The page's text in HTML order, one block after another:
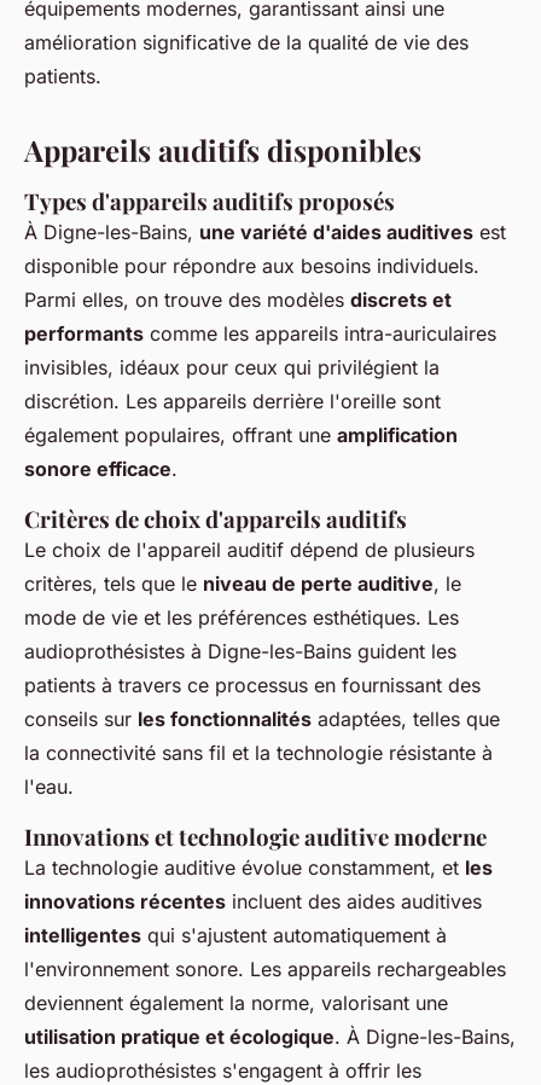
équipements modernes, garantissant ainsi une
amélioration significative de la qualité de vie des
patients.
Appareils auditifs disponibles
Types d'appareils auditifs proposés
À Digne-les-Bains, une variété d'aides auditives est
disponible pour répondre aux besoins individuels.
Parmi elles, on trouve des modèles discrets et
performants comme les appareils intra-auriculaires
invisibles, idéaux pour ceux qui privilégient la
discrétion. Les appareils derrière l'oreille sont
également populaires, offrant une amplification
sonore efficace.
Critères de choix d'appareils auditifs
Le choix de l'appareil auditif dépend de plusieurs
critères, tels que le niveau de perte auditive, le
mode de vie et les préférences esthétiques. Les
audioprothésistes à Digne-les-Bains guident les
patients à travers ce processus en fournissant des
conseils sur les fonctionnalités adaptées, telles que
la connectivité sans fil et la technologie résistante à
l'eau.
Innovations et technologie auditive moderne
La technologie auditive évolue constamment, et les
innovations récentes incluent des aides auditives
intelligentes qui s'ajustent automatiquement à
l'environnement sonore. Les appareils rechargeables
deviennent également la norme, valorisant une
utilisation pratique et écologique. À Digne-les-Bains,
les audioprothésistes s'engagent à offrir les